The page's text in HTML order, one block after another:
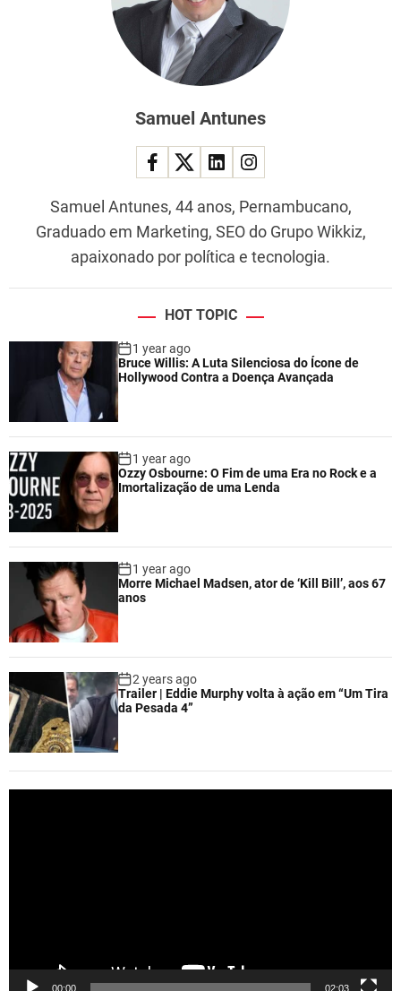
Samuel Antunes
Samuel Antunes, 44 anos, Pernambucano,
Graduado em Marketing, SEO do Grupo Wikkiz,
apaixonado por política e tecnologia.
HOT TOPIC
1 year ago
Bruce Willis: A Luta Silenciosa do Ícone de
Hollywood Contra a Doença Avançada
1 year ago
Ozzy Osbourne: O Fim de uma Era no Rock e a
Imortalização de uma Lenda
1 year ago
Morre Michael Madsen, ator de ‘Kill Bill’, aos 67
anos
2 years ago
Trailer | Eddie Murphy volta à ação em “Um Tira
da Pesada 4”
00:00 02:03